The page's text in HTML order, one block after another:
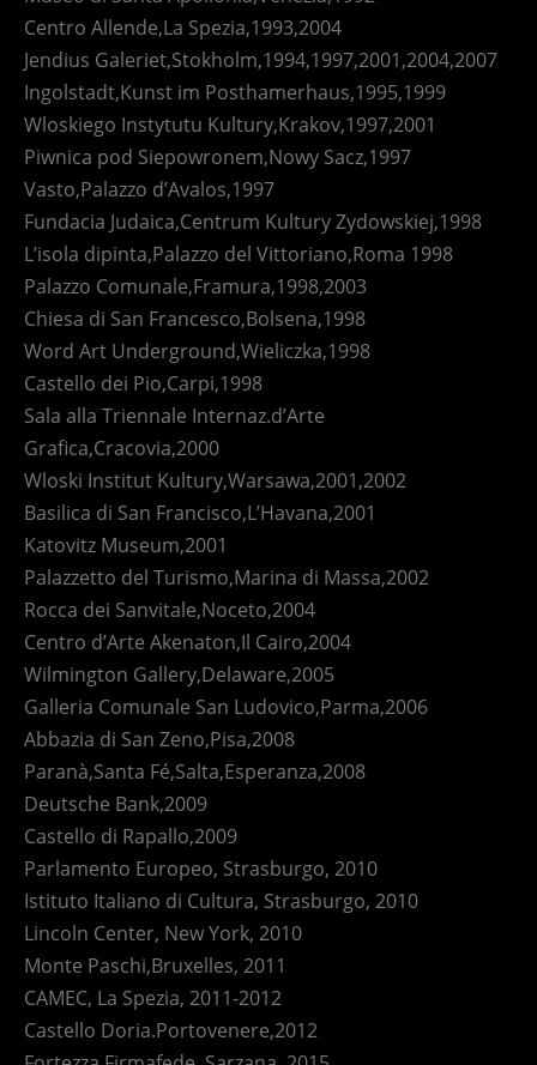
Centro Allende,La Spezia,1993,2004
Jendius Galeriet,Stokholm,1994,1997,2001,2004,2007
Ingolstadt,Kunst im Posthamerhaus,1995,1999
Wloskiego Instytutu Kultury,Krakov,1997,2001
Piwnica pod Siepowronem,Nowy Sacz,1997
Vasto,Palazzo d’Avalos,1997
Fundacia Judaica,Centrum Kultury Zydowskiej,1998
L’isola dipinta,Palazzo del Vittoriano,Roma 1998
Palazzo Comunale,Framura,1998,2003
Chiesa di San Francesco,Bolsena,1998
Word Art Underground,Wieliczka,1998
Castello dei Pio,Carpi,1998
Sala alla Triennale Internaz.d’Arte
Grafica,Cracovia,2000
Wloski Institut Kultury,Warsawa,2001,2002
Basilica di San Francisco,L’Havana,2001
Katovitz Museum,2001
Palazzetto del Turismo,Marina di Massa,2002
Rocca dei Sanvitale,Noceto,2004
Centro d’Arte Akenaton,Il Cairo,2004
Wilmington Gallery,Delaware,2005
Galleria Comunale San Ludovico,Parma,2006
Abbazia di San Zeno,Pisa,2008
Paranà,Santa Fé,Salta,Esperanza,2008
Deutsche Bank,2009
Castello di Rapallo,2009
Parlamento Europeo, Strasburgo, 2010
Istituto Italiano di Cultura, Strasburgo, 2010
Lincoln Center, New York, 2010
Monte Paschi,Bruxelles, 2011
CAMEC, La Spezia, 2011-2012
Castello Doria.Portovenere,2012